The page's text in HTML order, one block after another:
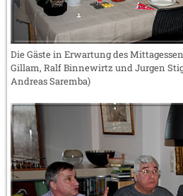
Die Gäste in Erwartung des
Gillam, Ralf Binnewirtz und Jurgen
Andreas Saremba)